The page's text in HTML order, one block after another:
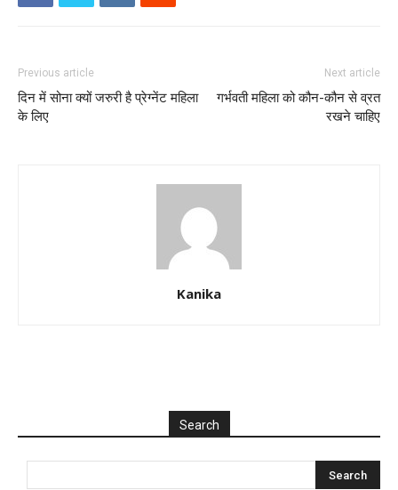
Previous article
दिन में सोना क्यों जरुरी है प्रेग्नेंट महिला
के लिए
Next article
गर्भवती महिला को कौन-कौन से व्रत
रखने चाहिए
Kanika
Search